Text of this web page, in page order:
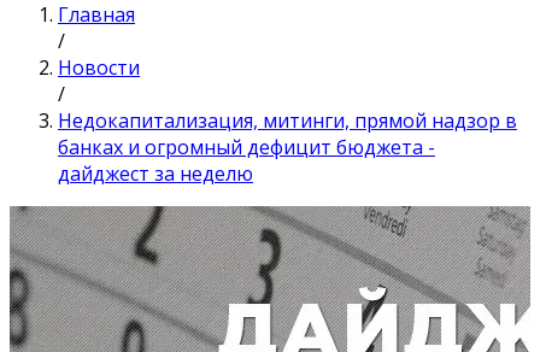
Главная
/
Новости
/
Недокапитализация, митинги, прямой надзор в
банках и огромный дефицит бюджета -
дайджест за неделю